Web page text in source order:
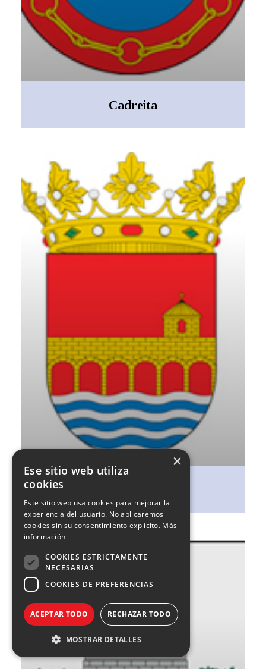
Cadreita
×
Ese sitio web utiliza
cookies
Este sitio web usa cookies para mejorar la
experiencia del usuario. No aplicaremos
cookies sin su consentimiento explícito. Más
información
COOKIES ESTRICTAMENTE
NECESARIAS
COOKIES DE PREFERENCIAS
ACEPTAR TODO RECHAZAR TODO
MOSTRAR DETALLES